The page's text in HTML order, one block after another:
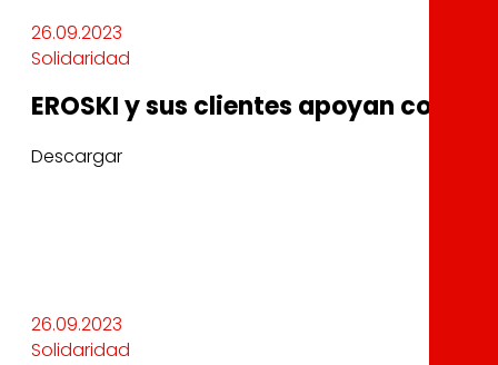
26.09.2023
Solidaridad
EROSKI y sus clientes apoyan con
Descargar
26.09.2023
Solidaridad